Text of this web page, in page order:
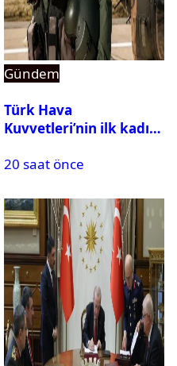
Gündem
Türk Hava
Kuvvetleri’nin ilk kadın
Karapınar hakkında
ortaya çıktı
20 saat önce